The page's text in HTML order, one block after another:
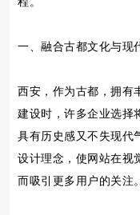
一、融合古都文化与现
西安，作为古都，拥有
建设时，许多企业选择
具有历史感又不失现代
设计理念，使网站在视
而吸引更多用户的关注。